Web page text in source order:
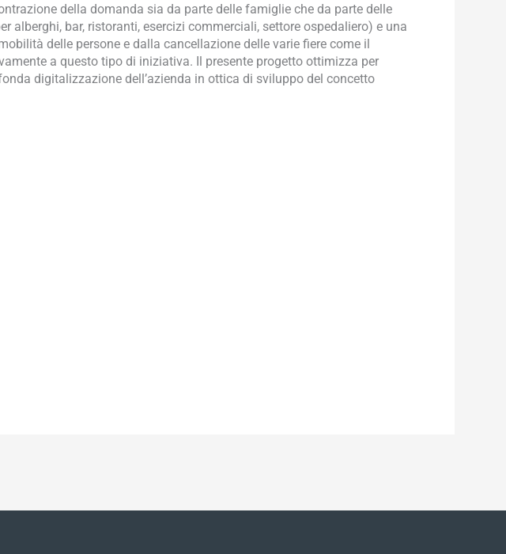
della domanda sia da parte delle famiglie che da parte delle
alberghi, bar, ristoranti, esercizi commerciali, settore ospedaliero) e una
delle persone e dalla cancellazione delle varie fiere come il
a questo tipo di iniziativa. Il presente progetto ottimizza per
digitalizzazione dell’azienda in ottica di sviluppo del concetto